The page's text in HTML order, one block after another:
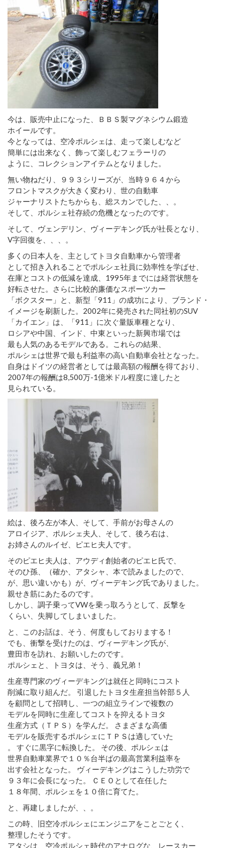
今は、販売中止になった、ＢＢＳ製マグネシウム鍛造
ホイールです。
今となっては、空冷ポルシェは、走って楽しむなど
簡単には出来なく、飾って楽しむフェラーリの
ように、コレクションアイテムとなりました。
無い物ねだり、９９３シリーズが、当時９６４から
フロントマスクが大きく変わり、世の自動車
ジャーナリストたちからも、総スカンでした、、。
そして、ポルシェ社存続の危機となったのです。
そして、ヴェンデリン、ヴィーデキング氏が社長となり、
V字回復を、、、。
多くの日本人を、主としてトヨタ自動車から管理者
として招き入れることでポルシェ社員に効率性を学ばせ、
在庫とコストの低減を達成、1995年までには経営状態を
好転させた。さらに比較的廉価なスポーツカー
「ボクスター」と、新型「911」の成功により、ブランド・
イメージを刷新した。2002年に発売された同社初のSUV
「カイエン」は、「911」に次ぐ量販車種となり、
ロシアや中国、インド、中東といった新興市場では
最も人気のあるモデルである。これらの結果、
ポルシェは世界で最も利益率の高い自動車会社となった。
自身はドイツの経営者としては最高額の報酬を得ており、
2007年の報酬は8,500万-1億米ドル程度に達したと
見られている。
絵は、後ろ左が本人、そして、手前がお母さんの
アロイジア、ポルシェ夫人、そして、後ろ右は、
お姉さんのルイゼ、ピエヒ夫人です。
そのピエヒ夫人は、アウディ創始者のピエヒ氏で、
そのひ孫、（確か、アタシャ、本で読みましたので、
が、思い違いかも）が、ヴィーデキング氏でありました。
親せき筋にあたるのです。
しかし、調子乗ってVWを乗っ取ろうとして、反撃を
くらい、失脚してしまいました。
と、このお話は、そう、何度もしておりまする！
でも、衝撃を受けたのは、ヴィーデキング氏が、
豊田市を訪れ、お願いしたのです。
ポルシェと、トヨタは、そう、義兄弟！
生産専門家のヴィーデキングは就任と同時にコスト
削減に取り組んだ。 引退したトヨタ生産担当幹部５人
を顧問として招聘し、一つの組立ラインで複数の
モデルを同時に生産してコストを抑えるトヨタ
生産方式（ＴＰＳ）を学んだ。 さまざまな高価
モデルを販売するポルシェにＴＰＳは適していた
。 すぐに黒字に転換した。 その後、ポルシェは
世界自動車業界で１０％台半ばの最高営業利益率を
出す会社となった。 ヴィーデキングはこうした功労で
９３年に会長になった。 ＣＥＯとして在任した
１８年間、ポルシェを１０倍に育てた。
と、再建しましたが、、。
この時、旧空冷ポルシェにエンジニアをことごとく、
整理したそうです。
アタシは、空冷ポルシェ時代のアナログな、レースカー